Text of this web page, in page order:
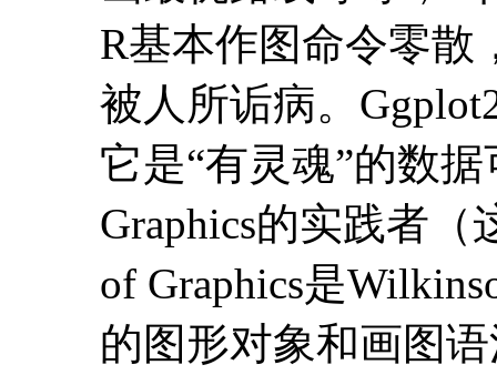
列”的第一门推出的
不绝口，在基础课
路图、股市K线图，
画最优路线等等，R
R基本作图命令零
被人所诟病。